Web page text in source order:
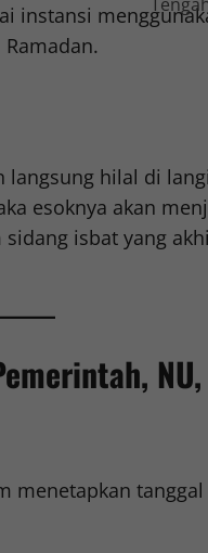
instansi
hilal di
esoknya akan
isbat yang
menetapkan